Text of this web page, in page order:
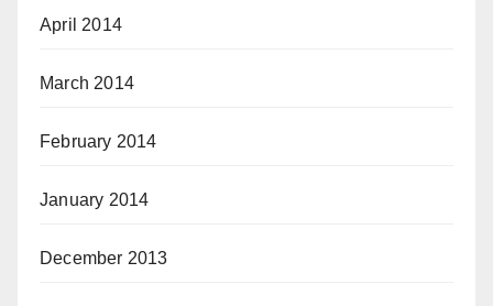
April 2014
March 2014
February 2014
January 2014
December 2013